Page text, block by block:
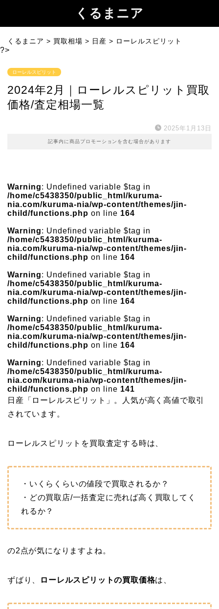
くるまニア
くるまニア > 買取相場 > 日産 > ローレルスピリット
?>
ローレルスピリット
2024年2月｜ローレルスピリット買取
価格/査定相場一覧
2025年1月13日
記事内に商品プロモーションを含む場合があります
Warning: Undefined variable $tag in
/home/c5438350/public_html/kuruma-
nia.com/kuruma-nia/wp-content/themes/jin-
child/functions.php on line 164
Warning: Undefined variable $tag in
/home/c5438350/public_html/kuruma-
nia.com/kuruma-nia/wp-content/themes/jin-
child/functions.php on line 164
Warning: Undefined variable $tag in
/home/c5438350/public_html/kuruma-
nia.com/kuruma-nia/wp-content/themes/jin-
child/functions.php on line 164
Warning: Undefined variable $tag in
/home/c5438350/public_html/kuruma-
nia.com/kuruma-nia/wp-content/themes/jin-
child/functions.php on line 164
Warning: Undefined variable $tag in
/home/c5438350/public_html/kuruma-
nia.com/kuruma-nia/wp-content/themes/jin-
child/functions.php on line 141
日産「ローレルスピリット」。人気が高く高値で取引
されています。
ローレルスピリットを買取査定する時は、
・いくらくらいの値段で買取されるか？
・どの買取店/一括査定に売れば高く買取してく
れるか？
の2点が気になりますよね。
ずばり、 ローレルスピリットの買取価格は、